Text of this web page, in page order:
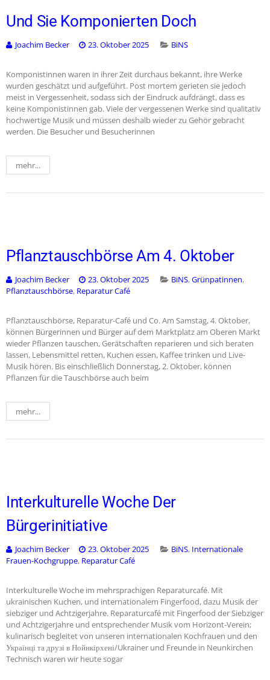
Und Sie Komponierten Doch
Joachim Becker 23. Oktober 2025 BiNS
Komponistinnen waren in ihrer Zeit durchaus bekannt, ihre Werke
wurden geschätzt und aufgeführt. Post mortem gerieten sie jedoch
meist in Vergessenheit, sodass sich der Eindruck aufdrängt, dass es
keine Komponistinnen gab. Viele der vergessenen Werke sind qualitativ
hochwertige Musik und müssen deshalb wieder zu Gehör gebracht
werden. Die Besucher und Besucherinnen
mehr...
Pflanztauschbörse Am 4. Oktober
Joachim Becker 23. Oktober 2025 BiNS,Grünpatinnen,
Pflanztauschbörse, Reparatur Café
Pflanztauschbörse, Reparatur-Café und Co. Am Samstag, 4. Oktober,
können Bürgerinnen und Bürger auf dem Marktplatz am Oberen Markt
wieder Pflanzen tauschen, Gerätschaften reparieren und sich beraten
lassen, Lebensmittel retten, Kuchen essen, Kaffee trinken und Live-
Musik hören. Bis einschließlich Donnerstag, 2. Oktober, können
Pflanzen für die Tauschbörse auch beim
mehr...
Interkulturelle Woche Der
Bürgerinitiative
Joachim Becker 23. Oktober 2025 BiNS, Internationale
Frauen-Kochgruppe, Reparatur Café
Interkulturelle Woche im mehrsprachigen Reparaturcafé. Mit
ukrainischen Kuchen, und internationalem Fingerfood, dazu Musik der
siebziger und Achtzigerjahre. Reparaturcafé mit Fingerfood der Siebziger
und Achtzigerjahre und entsprechender Musik vom Horizont-Verein;
kulinarisch begleitet von unseren internationalen Kochfrauen und den
Українці та друзі в Нойнкірхені/Ukrainer und Freunde in Neunkirchen
Technisch waren wir heute sogar